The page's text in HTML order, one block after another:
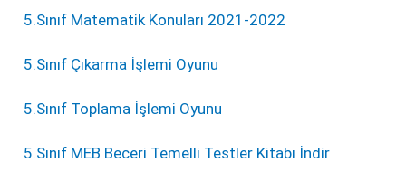
5.Sınıf Matematik Konuları 2021-2022
5.Sınıf Çıkarma İşlemi Oyunu
5.Sınıf Toplama İşlemi Oyunu
5.Sınıf MEB Beceri Temelli Testler Kitabı İndir